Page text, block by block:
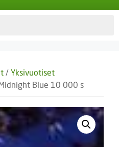
/ Yksivuotiset
Blue 10 000 s